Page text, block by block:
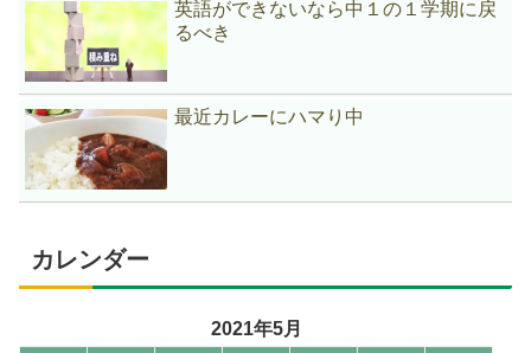
英語ができないなら中１の１学期に戻
るべき
最近カレーにハマり中
カレンダー
2021年5月